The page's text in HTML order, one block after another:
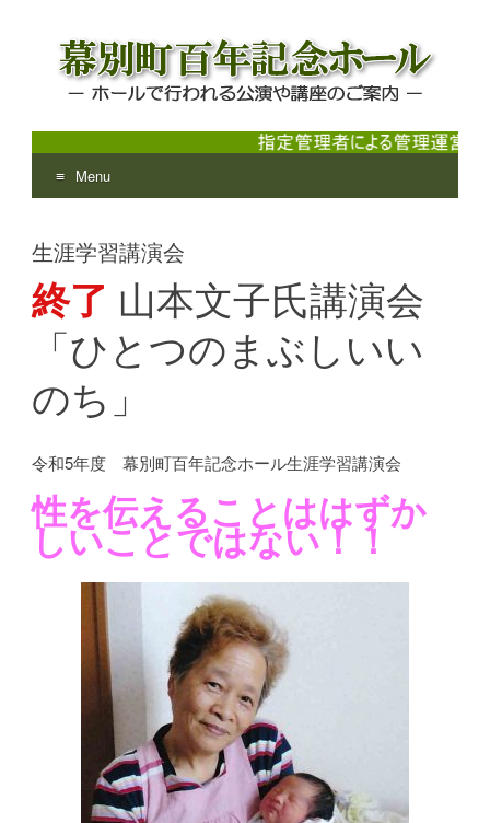
幕別町百年記念ホール
ホールで行われる公演や講座のご案内
Menu
to
content
生涯学習講演会
終了 山本文子氏講演会
「ひとつのまぶしいい
のち」
令和5年度 幕別町百年記念ホール生涯学習講演会
性を伝えることははずか
しいことではない！！